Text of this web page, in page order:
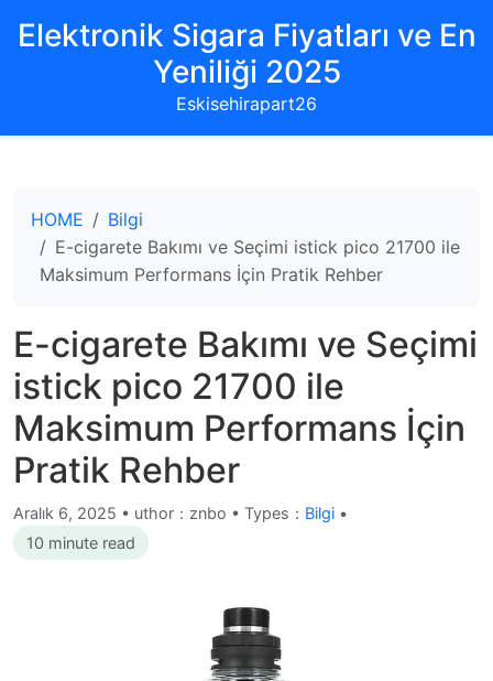
Elektronik Sigara Fiyatları ve En
Yeniliği 2025
Eskisehirapart26
HOME
Bilgi
E-cigarete Bakımı ve Seçimi istick pico 21700 ile
Maksimum Performans İçin Pratik Rehber
E-cigarete Bakımı ve Seçimi
istick pico 21700 ile
Maksimum Performans İçin
Pratik Rehber
Aralık 6, 2025 • uthor：znbo • Types： Bilgi •
10 minute read